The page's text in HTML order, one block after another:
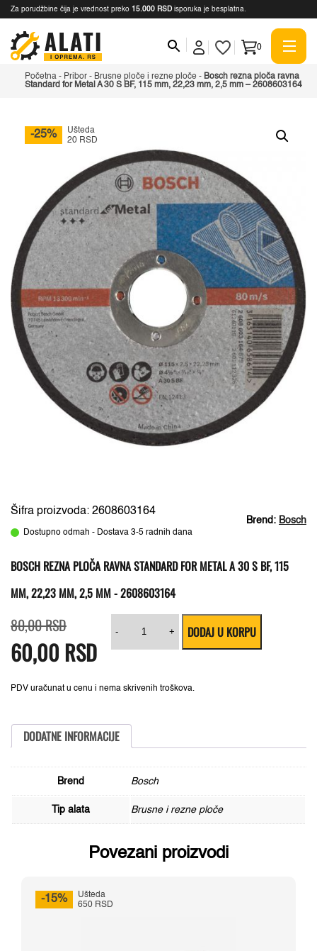
Za porudžbine čija je vrednost preko 15.000 RSD isporuka je besplatna.
0
Početna - Pribor - Brusne ploče i rezne ploče - Bosch rezna ploča ravna
Standard for Metal A 30 S BF, 115 mm, 22,23 mm, 2,5 mm – 2608603164
-25%
Ušteda
20 RSD
Brend: Bosch
Šifra proizvoda: 2608603164
Dostupno odmah - Dostava 3-5 radnih dana
BOSCH REZNA PLOČA RAVNA STANDARD FOR METAL A 30 S BF, 115
MM, 22,23 MM, 2,5 MM - 2608603164
80,00RSDcena
je
bila:
80,00 RSD.
60,00 RSD
cena
je:
60,00 RSD.
PDV uračunat u cenu i nema skrivenih troškova.
-
rezna
ravna
Metal
22,23
mm,
2608603164
+ DODAJ U KORPU
DODATNE INFORMACIJE
Brend Bosch
Tip alata Brusne i rezne ploče
Povezani proizvodi
-15%
Ušteda
650 RSD